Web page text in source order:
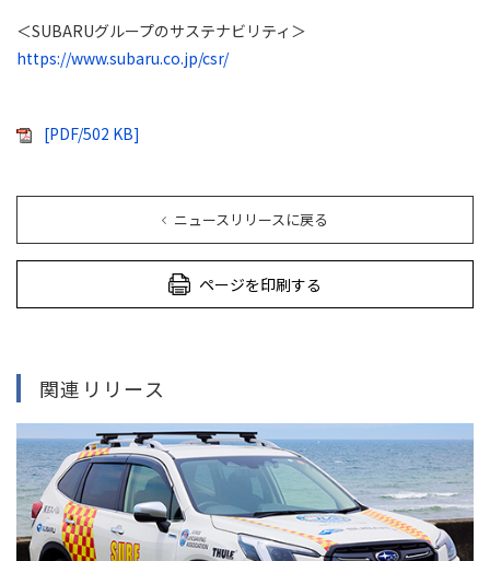
＜SUBARUグループのサステナビリティ＞
https://www.subaru.co.jp/csr/
[PDF/502 KB]
ニュースリリースに戻る
ページを印刷する
関連リリース